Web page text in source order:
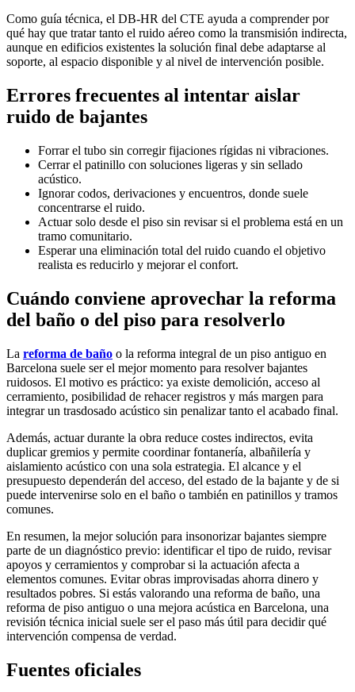
Como guía técnica, el DB-HR del CTE ayuda a comprender por
qué hay que tratar tanto el ruido aéreo como la transmisión indirecta,
aunque en edificios existentes la solución final debe adaptarse al
soporte, al espacio disponible y al nivel de intervención posible.
Errores frecuentes al intentar aislar
ruido de bajantes
Forrar el tubo sin corregir fijaciones rígidas ni vibraciones.
Cerrar el patinillo con soluciones ligeras y sin sellado
acústico.
Ignorar codos, derivaciones y encuentros, donde suele
concentrarse el ruido.
Actuar solo desde el piso sin revisar si el problema está en un
tramo comunitario.
Esperar una eliminación total del ruido cuando el objetivo
realista es reducirlo y mejorar el confort.
Cuándo conviene aprovechar la reforma
del baño o del piso para resolverlo
La reforma de baño o la reforma integral de un piso antiguo en
Barcelona suele ser el mejor momento para resolver bajantes
ruidosos. El motivo es práctico: ya existe demolición, acceso al
cerramiento, posibilidad de rehacer registros y más margen para
integrar un trasdosado acústico sin penalizar tanto el acabado final.
Además, actuar durante la obra reduce costes indirectos, evita
duplicar gremios y permite coordinar fontanería, albañilería y
aislamiento acústico con una sola estrategia. El alcance y el
presupuesto dependerán del acceso, del estado de la bajante y de si
puede intervenirse solo en el baño o también en patinillos y tramos
comunes.
En resumen, la mejor solución para insonorizar bajantes siempre
parte de un diagnóstico previo: identificar el tipo de ruido, revisar
apoyos y cerramientos y comprobar si la actuación afecta a
elementos comunes. Evitar obras improvisadas ahorra dinero y
resultados pobres. Si estás valorando una reforma de baño, una
reforma de piso antiguo o una mejora acústica en Barcelona, una
revisión técnica inicial suele ser el paso más útil para decidir qué
intervención compensa de verdad.
Fuentes oficiales